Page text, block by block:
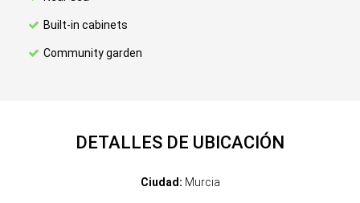
Built-in cabinets
Community garden
DETALLES DE UBICACIÓN
Ciudad: Murcia